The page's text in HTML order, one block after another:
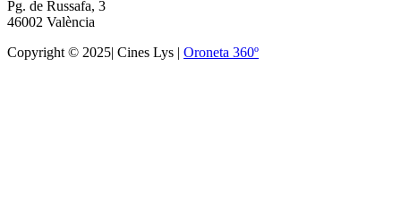
Pg. de Russafa, 3
46002 València
Copyright © 2025| Cines Lys | Oroneta 360º